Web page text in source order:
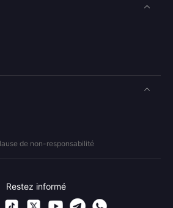
de non-responsabilité
Restez informé